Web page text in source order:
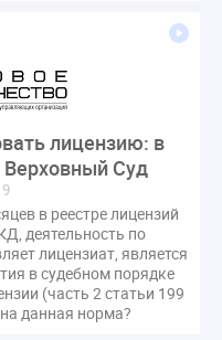
проверки
депутаты
жилищный надзор
лицензию: в
Верховный Суд
в реестре лицензий
деятельность по
лицензиат, является
в судебном порядке
(часть 2 статьи 199
данная норма?